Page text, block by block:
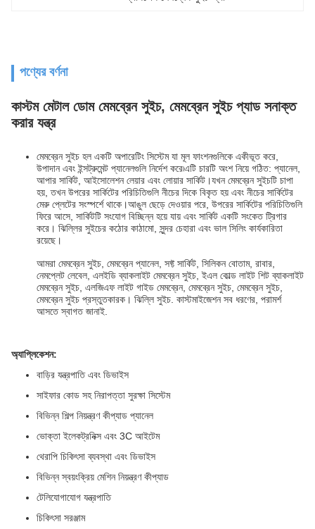
পণ্যের বর্ণনা
কাস্টম মেটাল ডোম মেমব্রেন সুইচ, মেমব্রেন সুইচ প্যাড সনাক্ত
করার যন্ত্র
মেমব্রেন সুইচ হল একটি অপারেটিং সিস্টেম যা মূল ফাংশনগুলিকে একীভূত করে,
উপাদান এবং ইন্সট্রুমেন্ট প্যানেলগুলি নির্দেশ করে৷এটি চারটি অংশ নিয়ে গঠিত: প্যানেল,
আপার সার্কিট, আইসোলেশন লেয়ার এবং লোয়ার সার্কিট।যখন মেমব্রেন সুইচটি চাপা
হয়, তখন উপরের সার্কিটের পরিচিতিগুলি নীচের দিকে বিকৃত হয় এবং নীচের সার্কিটের
মেরু প্লেটের সংস্পর্শে থাকে।আঙুল ছেড়ে দেওয়ার পরে, উপরের সার্কিটের পরিচিতিগুলি
ফিরে আসে, সার্কিটটি সংযোগ বিচ্ছিন্ন হয়ে যায় এবং সার্কিট একটি সংকেত ট্রিগার
করে। ঝিল্লির সুইচের কঠোর কাঠামো, সুন্দর চেহারা এবং ভাল সিলিং কার্যকারিতা
রয়েছে।
আমরা মেমব্রেন সুইচ, মেমব্রেন প্যানেল, সফ্ট সার্কিট, সিলিকন বোতাম, রাবার,
নেমপ্লেট লেবেল, এলইডি ব্যাকলাইট মেমব্রেন সুইচ, ইএল কোল্ড লাইট শিট ব্যাকলাইট
মেমব্রেন সুইচ, এলজিএফ লাইট গাইড মেমব্রেন, মেমব্রেন সুইচ, মেমব্রেন সুইচ,
মেমব্রেন সুইচ প্রস্তুতকারক। ঝিল্লি সুইচ. কাস্টমাইজেশন সব ধরণের, পরামর্শ
আসতে স্বাগত জানাই.
অ্যাপ্লিকেশন:
বাড়ির যন্ত্রপাতি এবং ডিভাইস
সাইফার কোড সহ নিরাপত্তা সুরক্ষা সিস্টেম
বিভিন্ন শিল্প নিয়ন্ত্রণ কীপ্যাড প্যানেল
ভোক্তা ইলেকট্রনিক্স এবং 3C আইটেম
থেরাপি চিকিৎসা ব্যবস্থা এবং ডিভাইস
বিভিন্ন স্বয়ংক্রিয় মেশিন নিয়ন্ত্রণ কীপ্যাড
টেলিযোগাযোগ যন্ত্রপাতি
চিকিৎসা সরঞ্জাম